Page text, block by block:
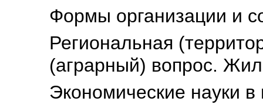
Формы организации и
Региональная
(аграрный) вопрос.
Экономические науки